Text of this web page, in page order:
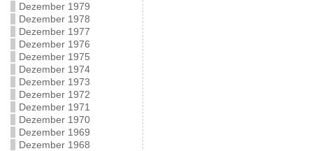
Dezember 1979
Dezember 1978
Dezember 1977
Dezember 1976
Dezember 1975
Dezember 1974
Dezember 1973
Dezember 1972
Dezember 1971
Dezember 1970
Dezember 1969
Dezember 1968